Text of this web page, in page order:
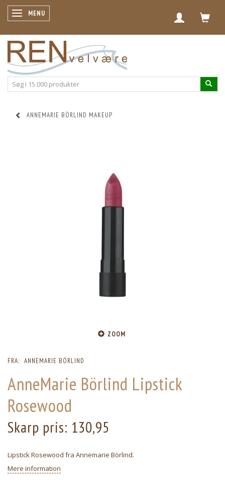
SKIFTE NAVIGATION
MENU
ANNEMARIE BÖRLIND MAKEUP
ZOOM
FRA: ANNEMARIE BÖRLIND
AnneMarie Börlind Lipstick
Rosewood
Skarp pris: 130,95
Lipstick Rosewood fra Annemarie Börlind.
Mere information